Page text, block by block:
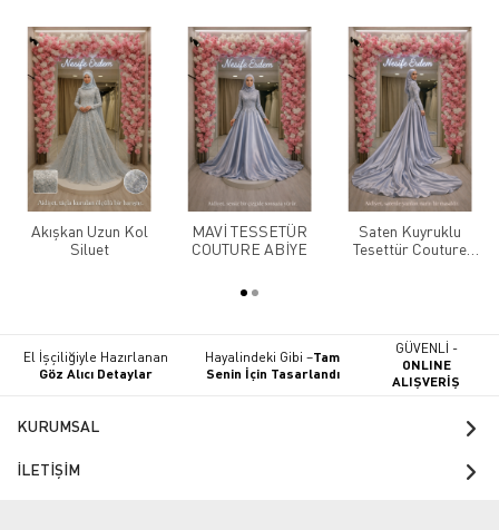
Akışkan Uzun Kol
Siluet
MAVİ TESSETÜR
COUTURE ABİYE
Saten Kuyruklu
Tesettür Couture
El İşçiliğiyle Hazırlanan
Göz Alıcı Detaylar
Hayalindeki Gibi –Tam
Senin İçin Tasarlandı
GÜVENLİ -
ONLINE
ALIŞVERİŞ
KURUMSAL
İLETİŞİM